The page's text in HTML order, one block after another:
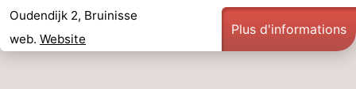
Oudendijk 2, Bruinisse
web. Website
Plus d'informations